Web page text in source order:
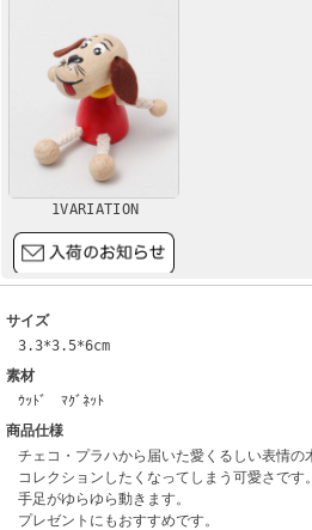
1VARIATION
サイズ
3.3*3.5*6cm
素材
ｳｯﾄﾞ ﾏｸﾞﾈｯﾄ
商品仕様
チェコ・プラハから届いた愛くるしい表情の
コレクションしたくなってしまう可愛さです。
手足がゆらゆら動きます。
プレゼントにもおすすめです。